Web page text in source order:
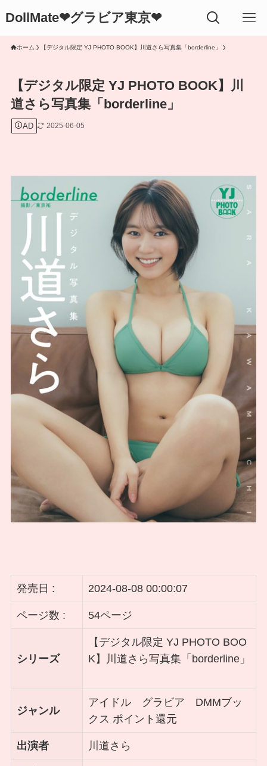
DollMate❤グラビア東京❤
ホーム 【デジタル限定 YJ PHOTO BOOK】川道さら写真集「borderline」
【デジタル限定 YJ PHOTO BOOK】川
道さら写真集「borderline」
AD 2025-06-05
発売日 : 2024-08-08 00:00:07
ページ数 : 54ページ
シリーズ
【デジタル限定 YJ PHOTO BOO
K】川道さら写真集「borderline」
ジャンル
アイドル グラビア DMMブッ
クス ポイント還元
出演者 川道さら